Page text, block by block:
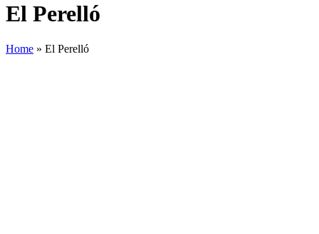
El Perelló
Home » El Perelló